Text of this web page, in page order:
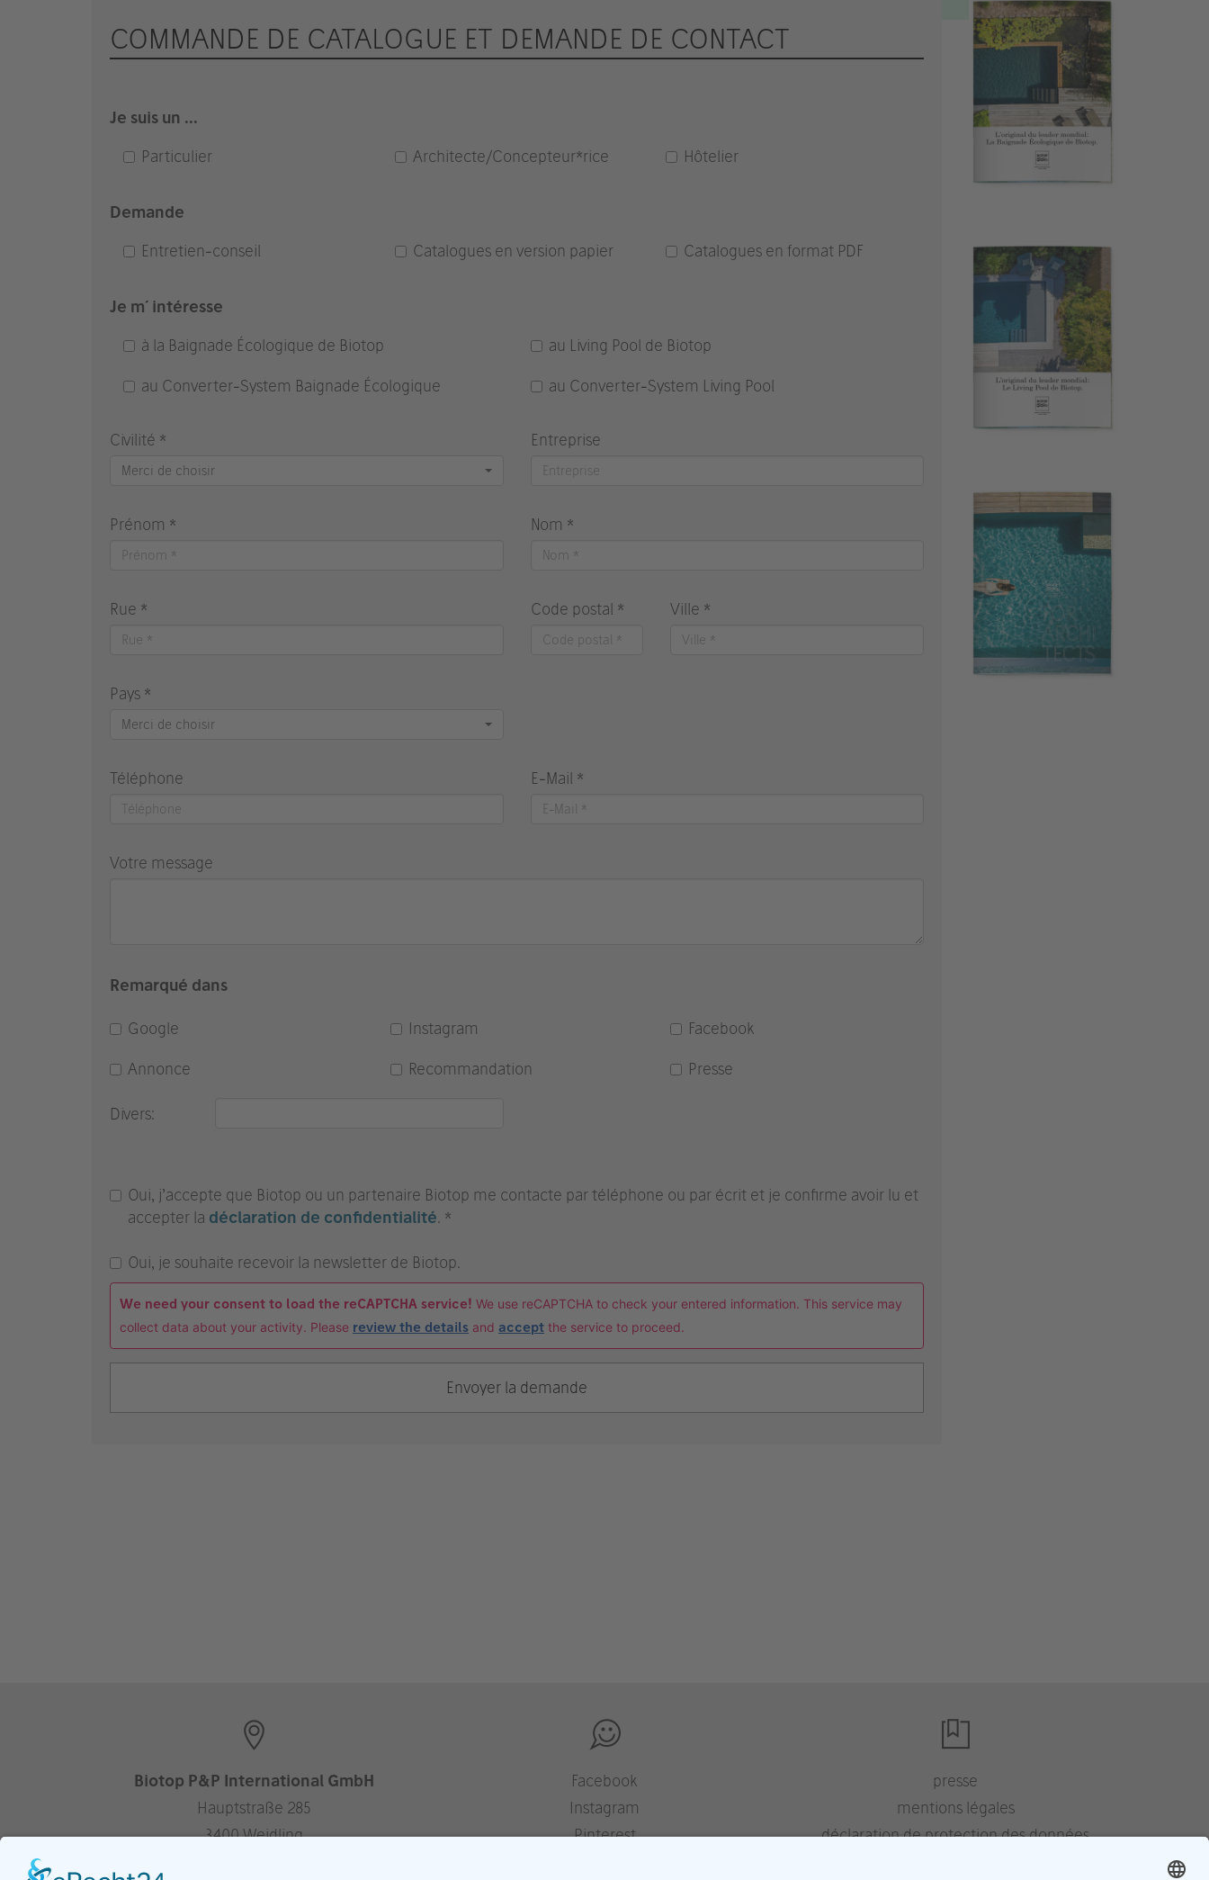
powered byUsercentrics Consent
COMMANDE DE CATALOGUE ET DEMANDE DE CONTACT
Je suis un ...
Particulier Architecte/Concepteur*rice Hôtelier
Demande
Entretien-conseil Catalogues en version papier Catalogues en format PDF
Je m´ intéresse
à la Baignade Écologique de Biotop au Living Pool de Biotop
au Converter-System Baignade Écologique au Converter-System Living Pool
Civilité *
Merci de choisir
Entreprise
Prénom * Nom *
Rue * Code postal * Ville *
Pays *
Merci de choisir
Téléphone E-Mail *
Votre message
Remarqué dans
Google Instagram Facebook
Annonce Recommandation Presse
Divers:
Oui, j’accepte que Biotop ou un partenaire Biotop me contacte par téléphone ou par écrit et je confirme avoir lu et
accepter la déclaration de confidentialité. *
Oui, je souhaite recevoir la newsletter de Biotop.
We need your consent to load the reCAPTCHA service! We use reCAPTCHA to check your entered information. This service may
collect data about your activity. Please review the details and accept the service to proceed.
Envoyer la demande
Biotop P&P International GmbH
Hauptstraße 285
3400 Weidling
Facebook
Instagram
Pinterest
presse
mentions légales
déclaration de protection des données